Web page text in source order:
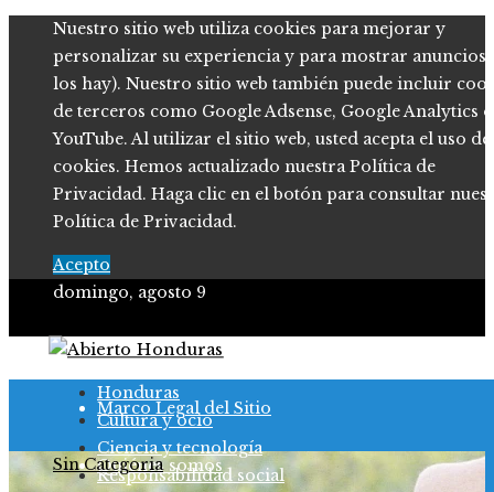
Nuestro sitio web utiliza cookies para mejorar y
personalizar su experiencia y para mostrar anuncios
los hay). Nuestro sitio web también puede incluir
de terceros como Google Adsense, Google Analytics o
YouTube. Al utilizar el sitio web, usted acepta el uso de
cookies. Hemos actualizado nuestra Política de
Privacidad. Haga clic en el botón para consultar
Política de Privacidad.
Acepto
domingo, agosto 9
Política de Privacidad
Marco Legal del Sitio
Quiénes somos
Honduras
Cultura y ocio
Ciencia y tecnología
Responsabilidad social
Sin Categoria